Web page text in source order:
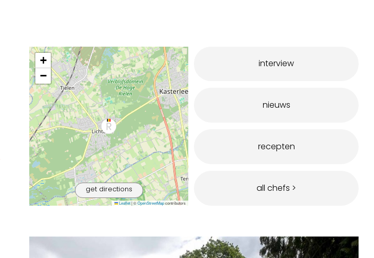
+
−
Leaflet|©OpenStreetMapcontributors
get directions
interview
nieuws
recepten
all chefs >